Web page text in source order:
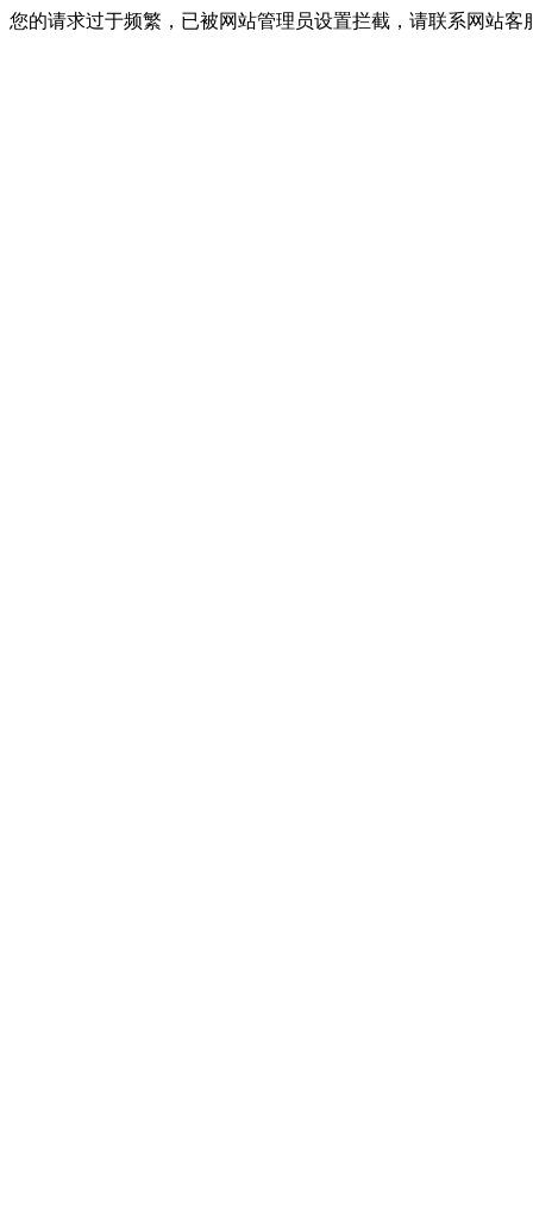
您的请求过于频繁，已被网站管理员设置拦截，请联系网站客